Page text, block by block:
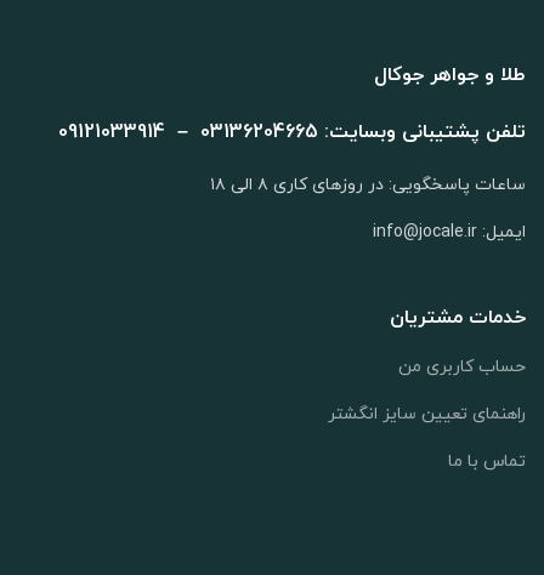
طلا و جواهر جوکال
تلفن پشتیبانی وبسایت: 03136204665 – 09121033914
ساعات پاسخگویی: در روزهای کاری ۸ الی ۱۸
ایمیل: info@jocale.ir
خدمات مشتریان
حساب کاربری من
راهنمای تعیین سایز انگشتر
تماس با ما